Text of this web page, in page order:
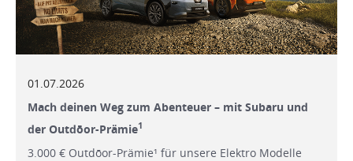
01.07.2026
Mach deinen Weg zum Abenteuer – mit Subaru und
der Outdōor-Prämie1
3.000 € Outdōor-Prämie¹ für unsere Elektro Modelle